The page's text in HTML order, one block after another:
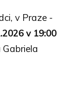
v Praze -
v 19:00
Gabriela